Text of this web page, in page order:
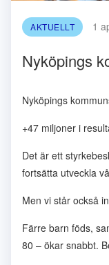
AKTUELLT 1
Nyköpings
Nyköpings
+47 miljoner i
Det är ett
fortsätta utveckla
Men vi står också
Färre barn föds,
80 – ökar snabbt.